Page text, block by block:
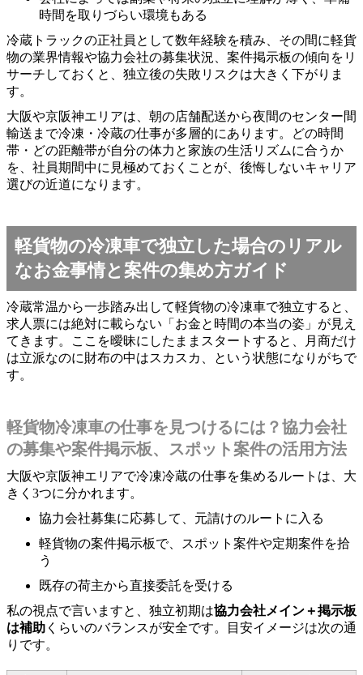
時間を取りづらい環境もある
冷蔵トラックの正社員として数年経験を積み、その間に軽貨
物の業界情報や協力会社の募集状況、案件掲示板の傾向をリ
サーチしておくと、独立後の失敗リスクは大きく下がりま
す。
大阪や京阪神エリアは、朝の店舗配送から夜間のセンター間
輸送まで冷凍・冷蔵の仕事が多層的にあります。どの時間
帯・どの距離帯が自分の体力と家族の生活リズムに合うか
を、社員期間中に見極めておくことが、後悔しないキャリア
選びの近道になります。
軽貨物の冷凍車で独立した場合のリアル
なお金事情と案件の集め方ガイド
冷蔵常温から一歩踏み出して軽貨物の冷凍車で独立すると、
求人票には絶対に載らない「お金と時間の本当の姿」が見え
てきます。ここを曖昧にしたままスタートすると、月商だけ
は立派なのに財布の中はスカスカ、という状態になりがちで
す。
軽貨物冷凍車の仕事を見つけるには？協力会社
の募集や案件掲示板、スポット案件の活用方法
大阪や京阪神エリアで冷凍冷蔵の仕事を集めるルートは、大
きく3つに分かれます。
協力会社募集に応募して、元請けのルートに入る
軽貨物の案件掲示板で、スポット案件や定期案件を拾
う
既存の荷主から直接委託を受ける
私の視点で言いますと、独立初期は協力会社メイン＋掲示板
は補助 くらいのバランスが安全です。目安イメージは次の通
りです。